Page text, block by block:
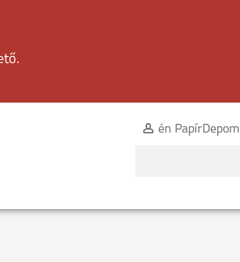
én PapírDepom